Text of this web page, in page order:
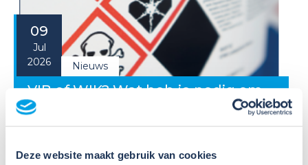
Deze website maakt gebruik van cookies
09
Jul
2026
Nieuws
VIB of WIK? Wat heb je nodig om
veilig te werken met gevaarlijke
stoffen?
Veel organisaties hebben